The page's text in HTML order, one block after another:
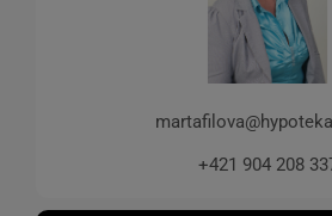
+421 904 208